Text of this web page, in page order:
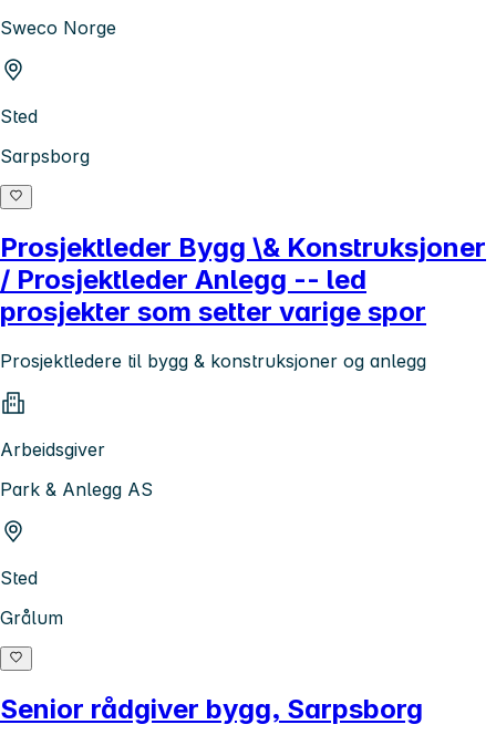
Sweco Norge
Sted
Sarpsborg
Prosjektleder Bygg \& Konstruksjoner
/ Prosjektleder Anlegg -- led
prosjekter som setter varige spor
Prosjektledere til bygg & konstruksjoner og anlegg
Arbeidsgiver
Park & Anlegg AS
Sted
Grålum
Senior rådgiver bygg, Sarpsborg